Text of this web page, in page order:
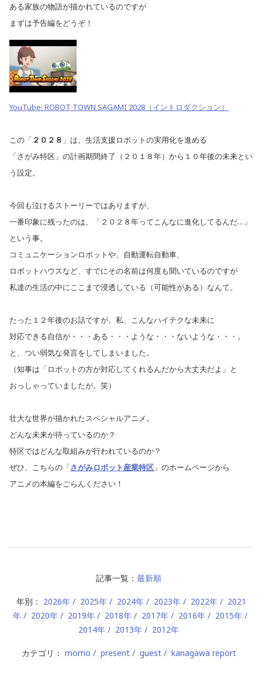
ある家族の物語が描かれているのですが
まずは予告編をどうぞ！
YouTube: ROBOT TOWN SAGAMI 2028（イントロダクション）
この「 ２０２８ 」は、生活支援ロボットの実用化を進める
「さがみ特区」の計画期間終了（２０１８年）から１０年後の未来とい
う設定。
今回も泣けるストーリーではありますが、
一番印象に残ったのは、「２０２８年ってこんなに進化してるんだ…」
という事。
コミュニケーションロボットや、自動運転自動車、
ロボットハウスなど、すでにその名前は何度も聞いているのですが
私達の生活の中にここまで浸透している（可能性がある）なんて。
たった１２年後のお話ですが、私、こんなハイテクな未来に
対応できる自信が・・・ある・・・ような・・・ないような・・・。
と、つい弱気な発言をしてしまいました。
（知事は「ロボットの方が対応してくれるんだから大丈夫だよ」と
おっしゃっていましたが。笑）
壮大な世界が描かれたスペシャルアニメ。
どんな未来が待っているのか？
特区ではどんな取組みが行われているのか？
ぜひ、こちらの「さがみロボット産業特区 」のホームページから
アニメの本編をごらんください！
記事一覧： 最新順
年別： 2026年 2025年 2024年 2023年 2022年
2021
年
2020年 2019年 2018年 2017年 2016年
2015年
2014年
2013年 2012年
カテゴリ： momo present guest kanagawa report